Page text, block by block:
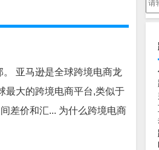
亚马逊是全球跨境电商龙
最大的跨境电商平台,类似于
差价和汇... 为什么跨境电商